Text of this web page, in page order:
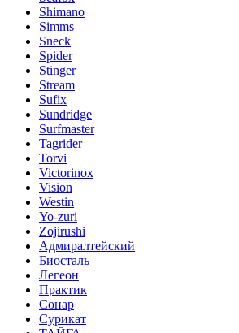
Shimano
Simms
Sneck
Spider
Stinger
Stream
Sufix
Sundridge
Surfmaster
Tagrider
Torvi
Victorinox
Vision
Westin
Yo-zuri
Zojirushi
Адмиралтейский
Биосталь
Легеон
Практик
Сонар
Сурикат